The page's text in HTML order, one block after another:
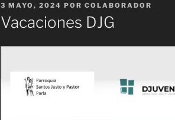
PUBLICADO
EL
3 MAYO, 2024 POR COLABORADOR
Vacaciones DJG